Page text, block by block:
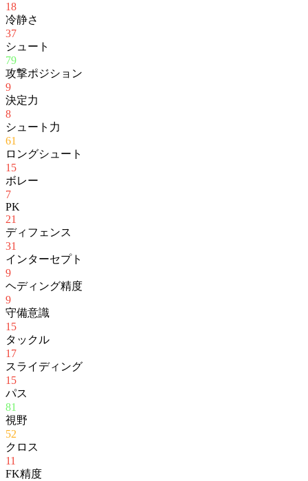
18
冷静さ
37
シュート
79
攻撃ポジション
9
決定力
8
シュート力
61
ロングシュート
15
ボレー
7
PK
21
ディフェンス
31
インターセプト
9
ヘディング精度
9
守備意識
15
タックル
17
スライディング
15
パス
81
視野
52
クロス
11
FK精度